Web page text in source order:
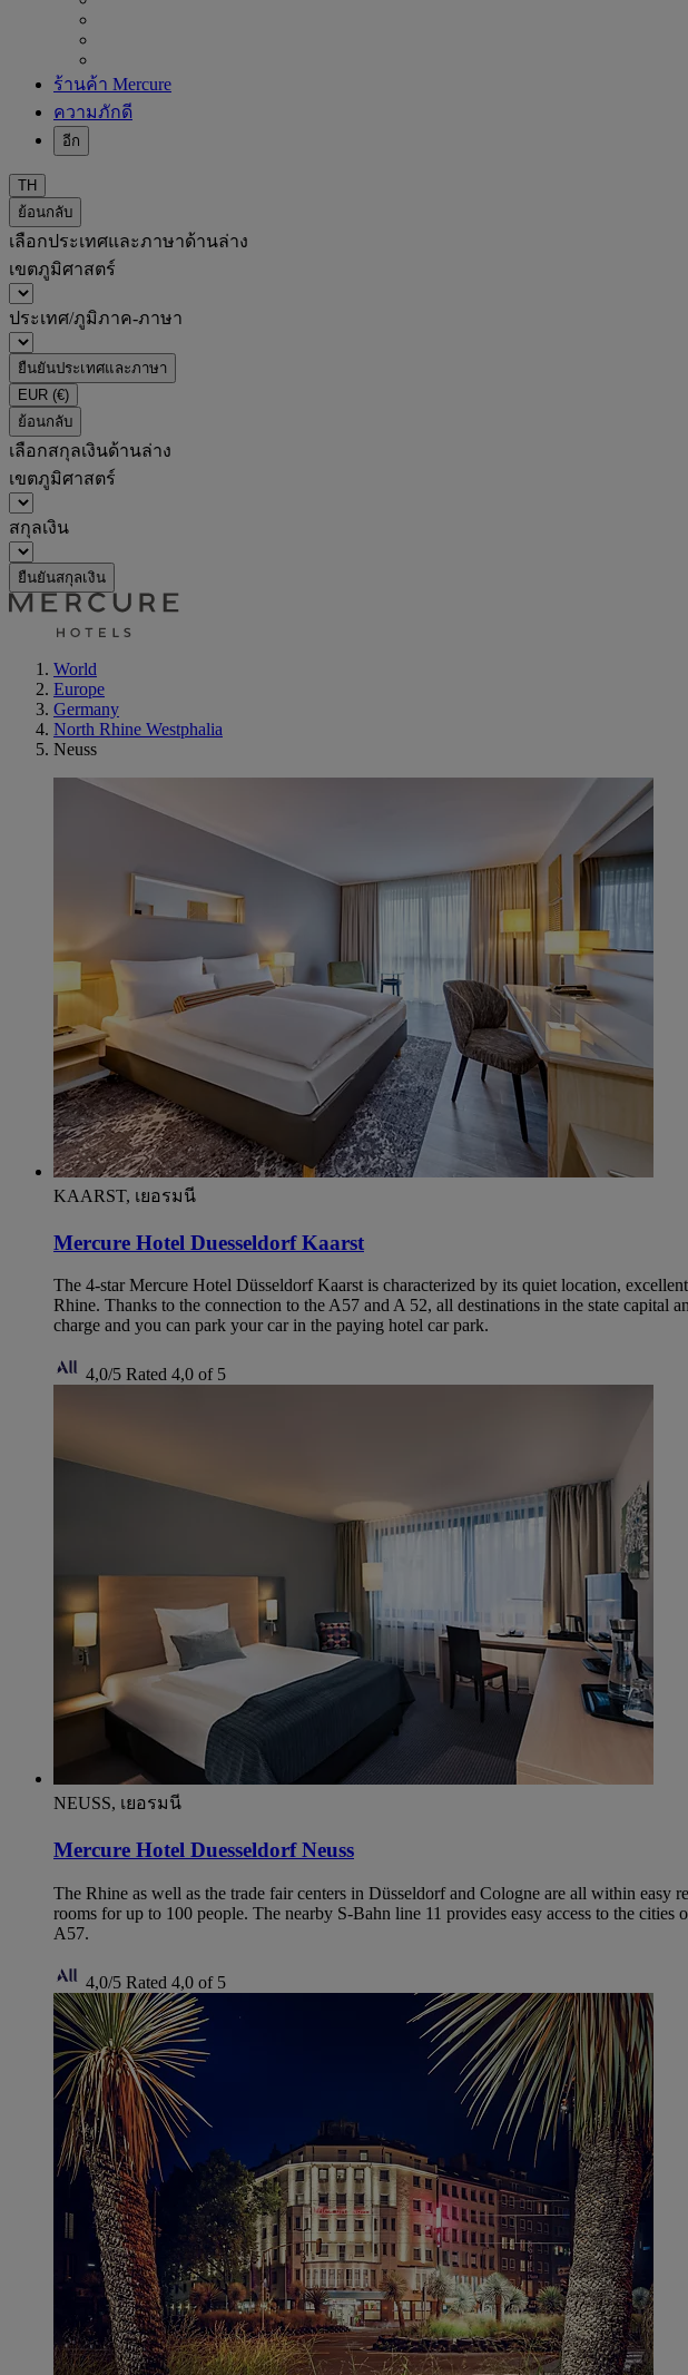
ร้านค้า Mercure
ความภักดี
อีก
TH
ย้อนกลับ
เลือกประเทศและภาษาด้านล่าง
เขตภูมิศาสตร์
ประเทศ/ภูมิภาค-ภาษา
ยืนยันประเทศและภาษา
EUR (€)
ย้อนกลับ
เลือกสกุลเงินด้านล่าง
เขตภูมิศาสตร์
สกุลเงิน
ยืนยันสกุลเงิน
World
Europe
Germany
North Rhine Westphalia
Neuss
KAARST, เยอรมนี
Mercure Hotel Duesseldorf Kaarst
The 4-star Mercure Hotel Düsseldorf Kaarst is characterized by its quiet location,
Rhine. Thanks to the connection to the A57 and A 52, all destinations in the state capital
charge and you can park your car in the paying hotel car park.
4,0/5 Rated 4,0 of 5
NEUSS, เยอรมนี
Mercure Hotel Duesseldorf Neuss
The Rhine as well as the trade fair centers in Düsseldorf and Cologne are all within
rooms for up to 100 people. The nearby S-Bahn line 11 provides easy access to the
A57.
4,0/5 Rated 4,0 of 5